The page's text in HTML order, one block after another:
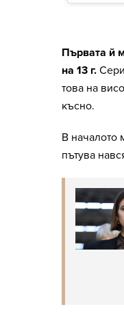
Първата й
на 13 г.
това на
късно.
В началото
пътува